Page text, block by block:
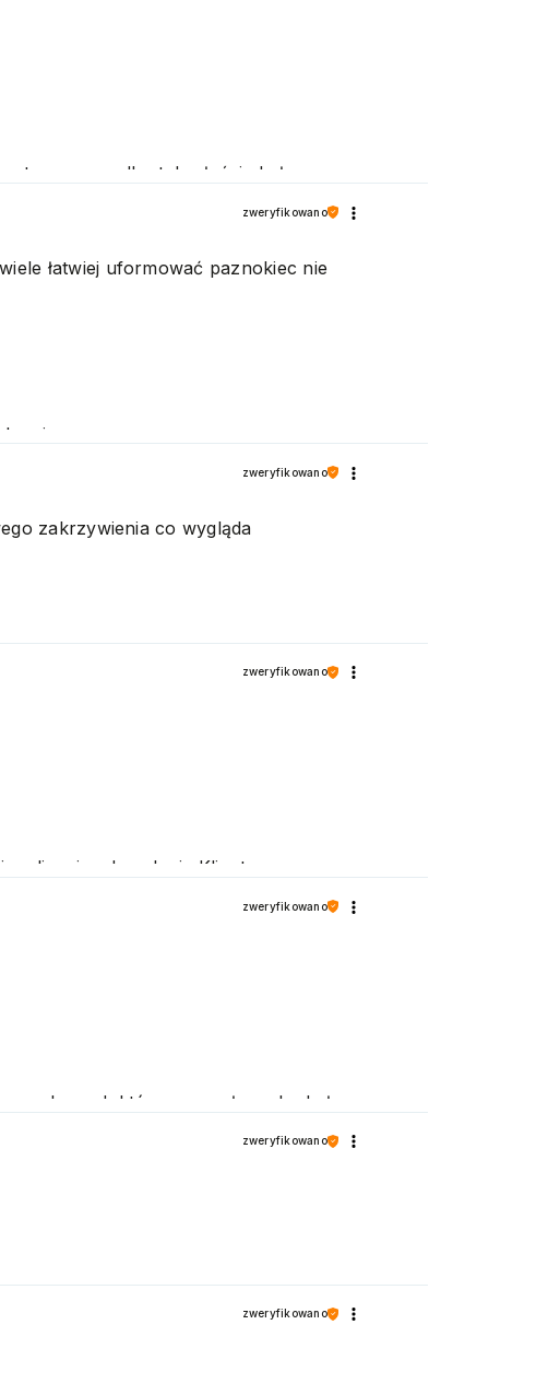
tym przypadku tak właśnie było.
zweryfikowano
łatwiej uformować paznokiec nie
zweryfikowano
zakrzywienia co wygląda
i zadowolenie Klienta.
zweryfikowano
produktów oraz usług, aby były
zweryfikowano
zweryfikowano
zweryfikowano